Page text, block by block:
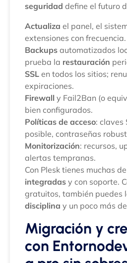
seguridad define el futuro
Actualiza el panel, el
extensiones con frecuencia.
Backups automatizados
prueba la restauración
SSL en todos los sitios;
expiraciones.
Firewall y Fail2Ban (o
bien configurados.
Políticas de acceso: claves
posible, contraseñas
Monitorización: recursos,
alertas tempranas.
Con Plesk tienes muchas
integradas y con soporte.
gratuitos, también puedes
disciplina y un poco más de
Migración y
con